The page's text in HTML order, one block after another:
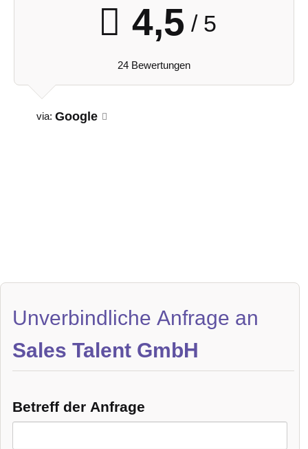
4,5 / 5
24 Bewertungen
via: Google
Unverbindliche Anfrage an
Sales Talent GmbH
Betreff der Anfrage